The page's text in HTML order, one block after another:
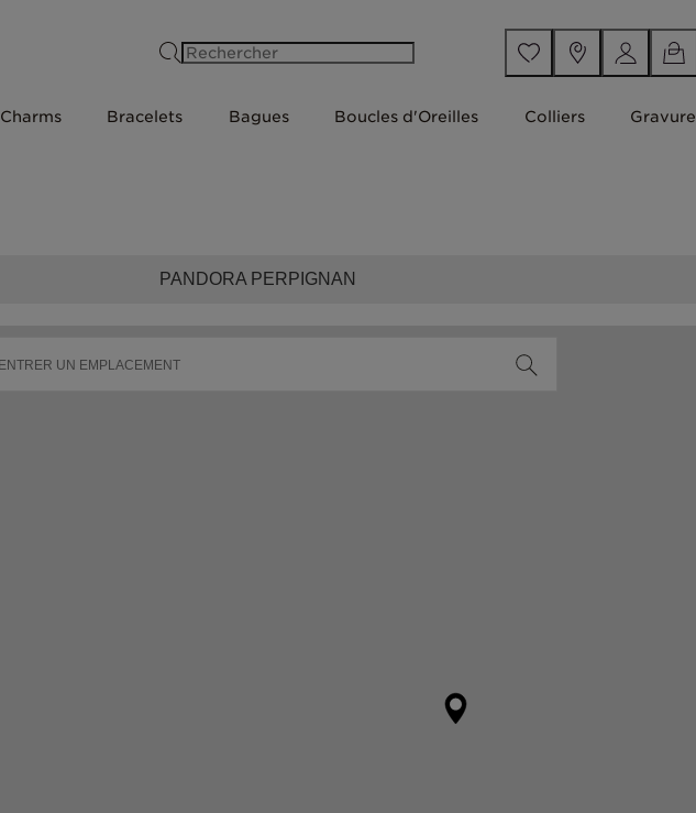
Charms Bracelets Bagues Boucles d'Oreilles Colliers Gravure
PANDORA PERPIGNAN